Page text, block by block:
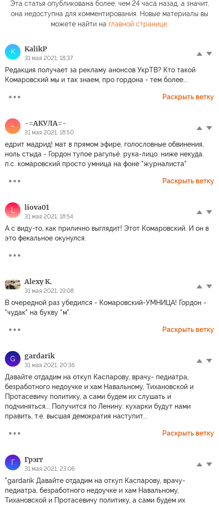
Эта статья опубликована более, чем 24 часа назад, а значит,
она недоступна для комментирования. Новые материалы вы
можете найти на главной странице.
K KalikP
31 мая 2021, 18:37
Редакция получает за рекламу анонсов УкрТВ? Кто такой
Комаровский мы и так знаем, про гордона - тем более...
Раскрыть ветку
- -=АКУЛА=-
31 мая 2021, 18:50
едрит мадрид! мат в прямом эфире, голословные обвинения,
ноль стыда - Гордон тупое рагульё. рука-лицо. ниже некуда.
п.с. комаровский просто умница на фоне "журналиста"
Раскрыть ветку
L liova01
31 мая 2021, 18:54
А с виду-то, как прилично выглядит! Этот Комаровский. И он в
это фекальное окунулся.
Alexy K.
31 мая 2021, 19:08
В очередной раз убедился - Комаровский-УМНИЦА! Гордон -
"чудак" на букву "м".
Раскрыть ветку
G gardarik
31 мая 2021, 20:36
Давайте отдадим на откуп Каспарову, врачу- педиатра,
безработного недоучке и хам Навальному, Тихановской и
Протасевичу политику, а сами будем их слушать и
подчиняться... Получится по Ленину: кухарки будут нами
править, т.е. высшая демократия наступит...
Раскрыть ветку
Г Грэгг
31 мая 2021, 23:06
"gardarik Давайте отдадим на откуп Каспарову, врачу-
педиатра, безработного недоучке и хам Навальному,
Тихановской и Протасевичу политику, а сами будем их